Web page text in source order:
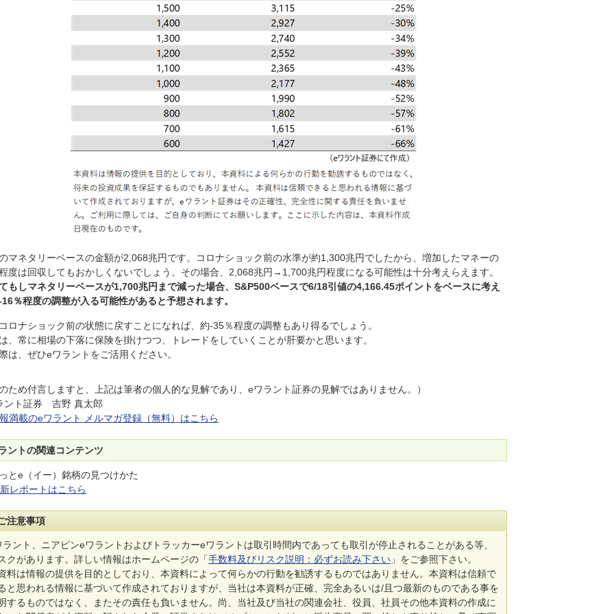
マネタリーベースの金額が2,068兆円です。コロナショック前の水準が約1,300兆円でしたから、増加したマネーの
度は回収してもおかしくないでしょう。その場合、2,068兆円→1,700兆円程度になる可能性は十分考えらえます。
もしマネタリーベースが1,700兆円まで減った場合、S&P500ベースで6/18引値の4,166.45ポイントをベースに考え
％程度の調整が入る可能性があると予想されます。
ロナショック前の状態に戻すことになれば、約-35％程度の調整もあり得るでしょう。
、常に相場の下落に保険を掛けつつ、トレードをしていくことが肝要かと思います。
は、ぜひeワラントをご活用ください。
のため付言しますと、上記は筆者の個人的な見解であり、eワラント証券の見解ではありません。）
ント証券 吉野 真太郎
満載のeワラント メルマガ登録（無料）はこちら
ントの関連コンテンツ
とe（イー）銘柄の見つけかた
レポートはこちら
注意事項
ラント、ニアピンeワラントおよびトラッカーeワラントは取引時間内であっても取引が停止されることがある等、
クがあります。詳しい情報はホームページの「手数料及びリスク説明：必ずお読み下さい 」をご参照下さい。
料は情報の提供を目的としており、本資料によって何らかの行動を勧誘するものではありません。本資料は信頼で
と思われる情報に基づいて作成されておりますが、当社は本資料が正確、完全あるいは/且つ最新のものである事を
するものではなく、またその責任も負いません。尚、当社及び当社の関連会社、役員、社員その他本資料の作成に